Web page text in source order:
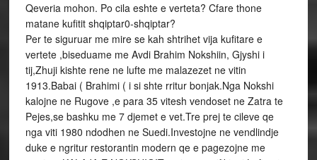
Qeveria mohon. Po cila eshte e verteta? Cfare thone
matane kufitit shqiptar0-shqiptar?
Per te siguruar me mire se kah shtrihet vija kufitare e
vertete ,biseduame me Avdi Brahim Nokshiin, Gjyshi i
tij,Zhuji kishte rene ne lufte me malazezet ne vitin
1913.Babai ( Brahimi ( i si shte rritur bonjak.Nga Nokshi
kalojne ne Rugove ,e para 35 vitesh vendoset ne Zatra te
Pejes,se bashku me 7 djemet e vet.Tre prej te cileve qe
nga viti 1980 ndodhen ne Suedi.Investojne ne vendlindje
duke e ngritur restorantin modern qe e pagezojne me